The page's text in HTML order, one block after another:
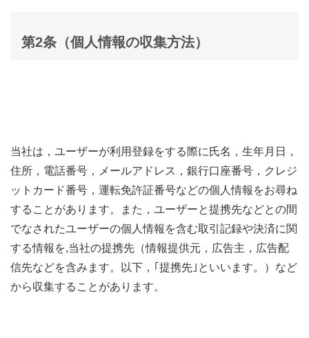
第2条（個人情報の収集方法）
当社は，ユーザーが利用登録をする際に氏名，生年月日，
住所，電話番号，メールアドレス，銀行口座番号，クレジ
ットカード番号，運転免許証番号などの個人情報をお尋ね
することがあります。また，ユーザーと提携先などとの間
でなされたユーザーの個人情報を含む取引記録や決済に関
する情報を,当社の提携先（情報提供元，広告主，広告配
信先などを含みます。以下，｢提携先｣といいます。）など
から収集することがあります。